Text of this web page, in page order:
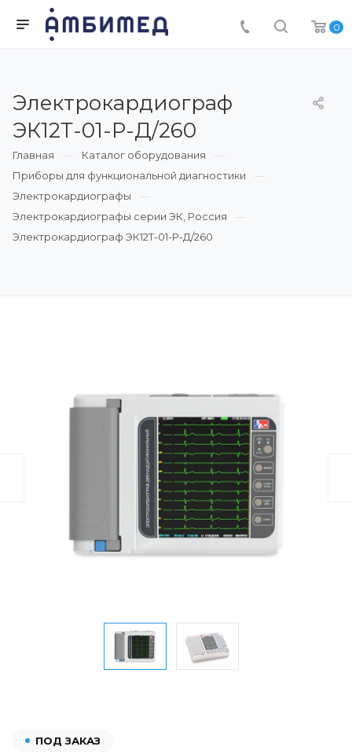
0
Электрокардиограф
ЭК12Т-01-Р-Д/260
Главная
Каталог оборудования
Приборы для функциональной диагностики
Электрокардиографы
Электрокардиографы серии ЭК, Россия
Электрокардиограф ЭК12Т-01-Р-Д/260
ПОД ЗАКАЗ